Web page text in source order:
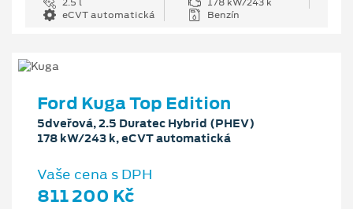
eCVT automatická
Benzín
Ford Kuga Top Edition
5dveřová, 2.5 Duratec Hybrid (PHEV)
178 kW/243 k, eCVT automatická
Vaše cena s DPH
811 200 Kč